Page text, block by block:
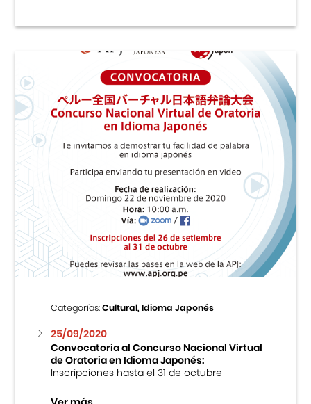
Categorías:Cultural, Idioma Japonés
25/09/2020
Convocatoria al Concurso Nacional Virtual
de Oratoria en Idioma Japonés:
Inscripciones hasta el 31 de octubre